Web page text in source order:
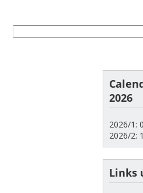
2026
2026/1:
2026/2:
Links